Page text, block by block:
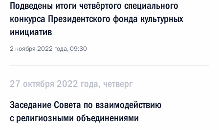
Подведены итоги четвёртого специального
конкурса Президентского фонда культурных
инициатив
2 ноября 2022 года, 09:30
27 октября 2022 года, четверг
Заседание Совета по взаимодействию
с религиозными объединениями